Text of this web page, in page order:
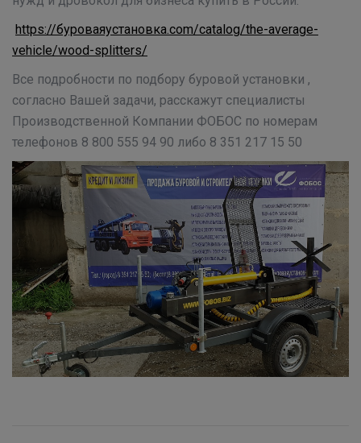
https://буроваяустановка.com/catalog/the-average-
vehicle/wood-splitters/
Все подробности по подбору буровой установки ,
согласно Вашей задачи, расскажут специалисты
Производственной Компании ФОБОС по номерам
телефонов 8 800 555 94 90 либо 8 351 217 15 50